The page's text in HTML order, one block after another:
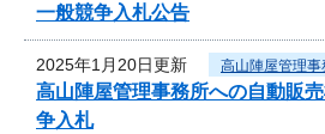
一般競争入札公告
2025年1月20日更新 高山陣屋管理事
高山陣屋管理事務所への自動販
争入札